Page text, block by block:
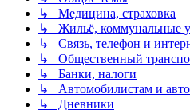
↳ Медицина, страховка
↳ Жильё, коммунальные
↳ Связь, телефон и
↳ Общественный
↳ Банки, налоги
↳ Автомобилистам и
↳ Дневники